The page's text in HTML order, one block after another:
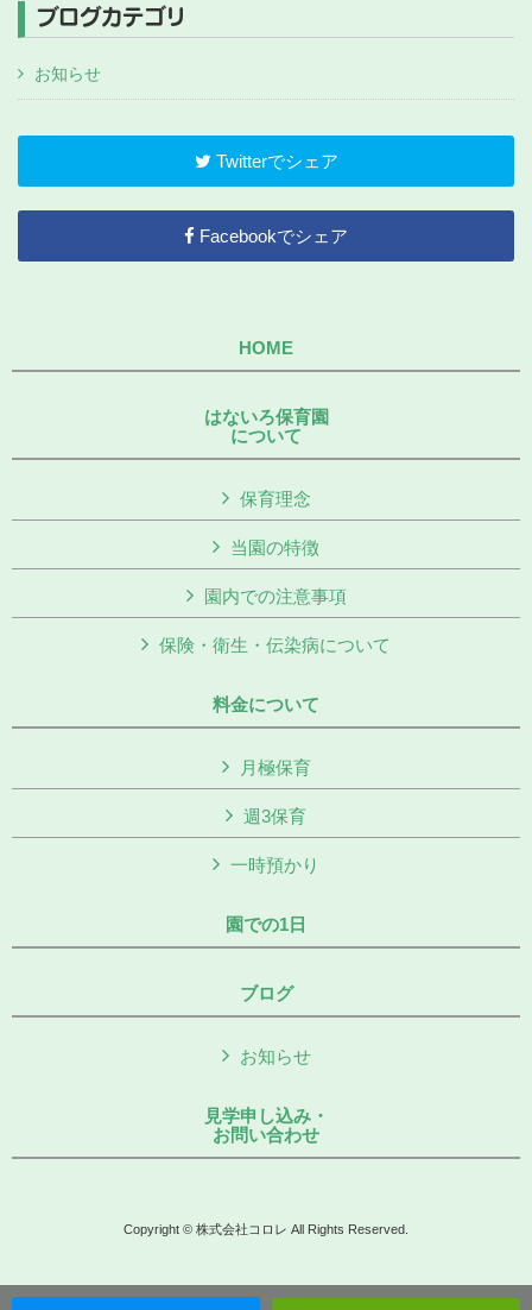
ブログカテゴリ
お知らせ
Twitterでシェア
Facebookでシェア
HOME
はないろ保育園
について
保育理念
当園の特徴
園内での注意事項
保険・衛生・伝染病について
料金について
月極保育
週3保育
一時預かり
園での1日
ブログ
お知らせ
見学申し込み・
お問い合わせ
Copyright © 株式会社コロレ All Rights Reserved.